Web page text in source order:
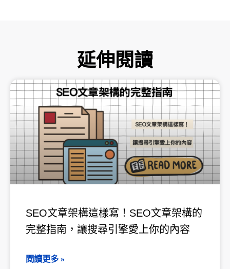
延伸閱讀
SEO文章架構這樣寫！SEO文章架構的
完整指南，讓搜尋引擎愛上你的內容
閱讀更多 »
頁
面
頁
面
頁
面
頁
面
頁
面